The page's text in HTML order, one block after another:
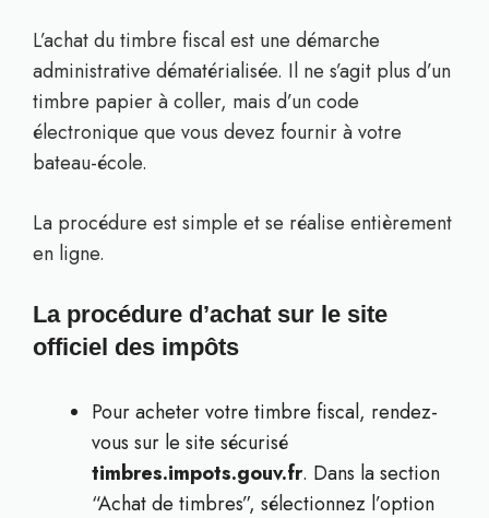
L’achat du timbre fiscal est une démarche
administrative dématérialisée. Il ne s’agit plus d’un
timbre papier à coller, mais d’un code
électronique que vous devez fournir à votre
bateau-école.
La procédure est simple et se réalise entièrement
en ligne.
La procédure d’achat sur le site
officiel des impôts
Pour acheter votre timbre fiscal, rendez-
vous sur le site sécurisé
timbres.impots.gouv.fr. Dans la section
“Achat de timbres”, sélectionnez l’option